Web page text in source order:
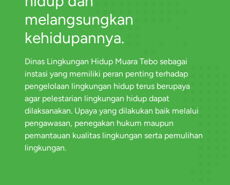
melangsungkan
kehidupannya.
Dinas Lingkungan Hidup Muara Tebo sebagai
instasi yang memiliki peran penting terhadap
pengelolaan lingkungan hidup terus berupaya
agar pelestarian lingkungan hidup dapat
dilaksanakan. Upaya yang dilakukan baik melalui
pengawasan, penegakan hukum maupun
pemantauan kualitas lingkungan serta pemulihan
lingkungan.